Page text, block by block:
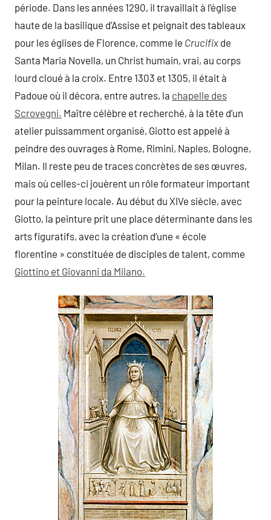
période. Dans les années 1290, il travaillait à l’église
haute de la basilique d’Assise et peignait des tableaux
pour les églises de Florence, comme le Crucifix de
Santa Maria Novella, un Christ humain, vrai, au corps
lourd cloué à la croix. Entre 1303 et 1305, il était à
Padoue où il décora, entre autres, la chapelle des
Scrovegni. Maître célèbre et recherché, à la tête d’un
atelier puissamment organisé, Giotto est appelé à
peindre des ouvrages à Rome, Rimini, Naples, Bologne,
Milan. Il reste peu de traces concrètes de ses œuvres,
mais où celles-ci jouèrent un rôle formateur important
pour la peinture locale. Au début du XIVe siècle, avec
Giotto, la peinture prit une place déterminante dans les
arts figuratifs, avec la création d’une « école
florentine » constituée de disciples de talent, comme
Giottino et Giovanni da Milano.